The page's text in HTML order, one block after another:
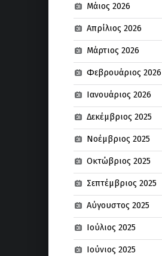
Μάιος 2026
Απρίλιος 2026
Μάρτιος 2026
Φεβρουάριος 2026
Ιανουάριος 2026
Δεκέμβριος 2025
Νοέμβριος 2025
Οκτώβριος 2025
Σεπτέμβριος 2025
Αύγουστος 2025
Ιούλιος 2025
Ιούνιος 2025